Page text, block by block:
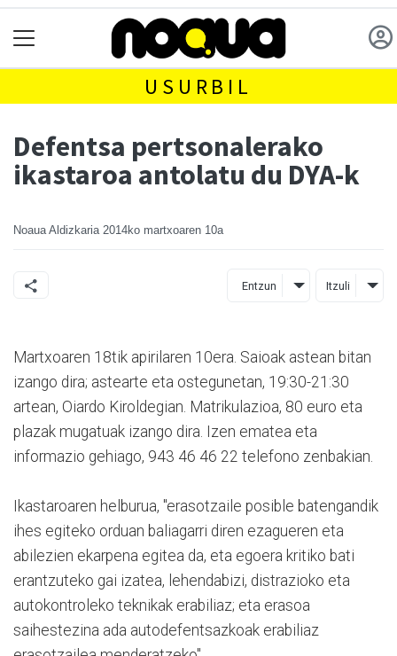
USURBIL
Defentsa pertsonalerako
ikastaroa antolatu du DYA-k
Noaua Aldizkaria 2014ko martxoaren 10a
Entzun Itzuli
Martxoaren 18tik apirilaren 10era. Saioak astean bitan
izango dira; astearte eta ostegunetan, 19:30-21:30
artean, Oiardo Kiroldegian. Matrikulazioa, 80 euro eta
plazak mugatuak izango dira. Izen ematea eta
informazio gehiago, 943 46 46 22 telefono zenbakian.
Ikastaroaren helburua, "erasotzaile posible batengandik
ihes egiteko orduan baliagarri diren ezagueren eta
abilezien ekarpena egitea da, eta egoera kritiko bati
erantzuteko gai izatea, lehendabizi, distrazioko eta
autokontroleko teknikak erabiliaz; eta erasoa
saihestezina ada autodefentsazkoak erabiliaz